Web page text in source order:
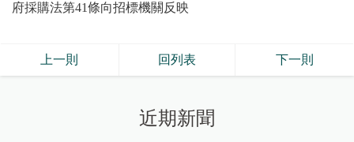
府採購法第41條向招標機關反映
上一則 回列表 下一則
近期新聞